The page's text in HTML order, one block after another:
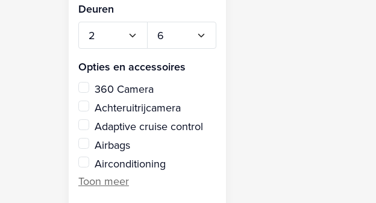
Deuren
Opties en accessoires
360 Camera
Achteruitrijcamera
Adaptive cruise control
Airbags
Airconditioning